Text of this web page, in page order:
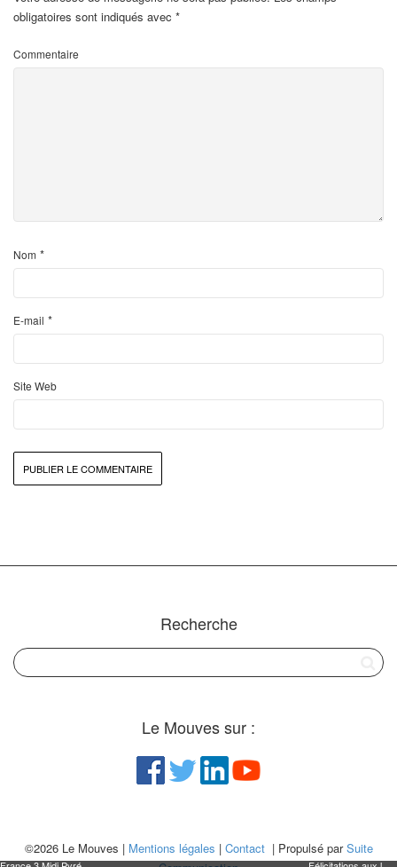
obligatoires sont indiqués avec *
Commentaire
Nom *
E-mail *
Site Web
Recherche
Le Mouves sur :
©2026 Le Mouves | Mentions légales | Contact| Propulsé parSuite